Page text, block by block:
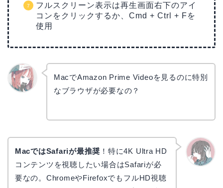
フルスクリーン表示は再生画面右下のアイ
コンをクリックするか、Cmd + Ctrl + Fを
使用
MacでAmazon Prime Videoを見るのに特別
なブラウザが必要なの？
MacではSafariが最推奨 ！特に4K Ultra HD
コンテンツを視聴したい場合はSafariが必
要なの。ChromeやFirefoxでもフルHD視聴